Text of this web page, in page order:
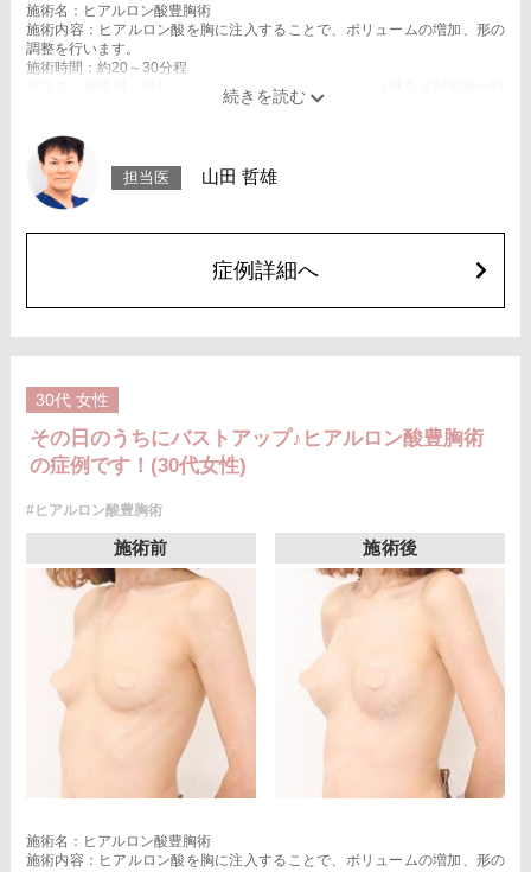
施術名：ヒアルロン酸豊胸術
施術内容：ヒアルロン酸を胸に注入することで、ボリュームの増加、形の
調整を行います。
施術時間：約20～30分程
リスク、副作用：腫れ、赤み、内出血、痛み、突っ張り感などが術後一時
的に生じることがございます。また、稀にアレルギー、細菌感染症、血管
サージは1〜2週間ほどお控えください。
費用：スタンダード 1cc 3,900円(税込)
アドバンス 1cc 5,500円(税込)
オプション：笑気麻酔 3,300円(税込)
担当医 山田 哲雄
症例詳細へ
30代 女性
その日のうちにバストアップ♪ヒアルロン酸豊胸術
の症例です！(30代女性)
#ヒアルロン酸豊胸術
施術前 施術後
施術名：ヒアルロン酸豊胸術
施術内容：ヒアルロン酸を胸に注入することで、ボリュームの増加、形の